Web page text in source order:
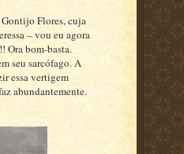
Gontijo Flores, cuja
– vou eu agora
Ora bom-basta.
seu sarcófago. A
essa vertigem
abundantemente.